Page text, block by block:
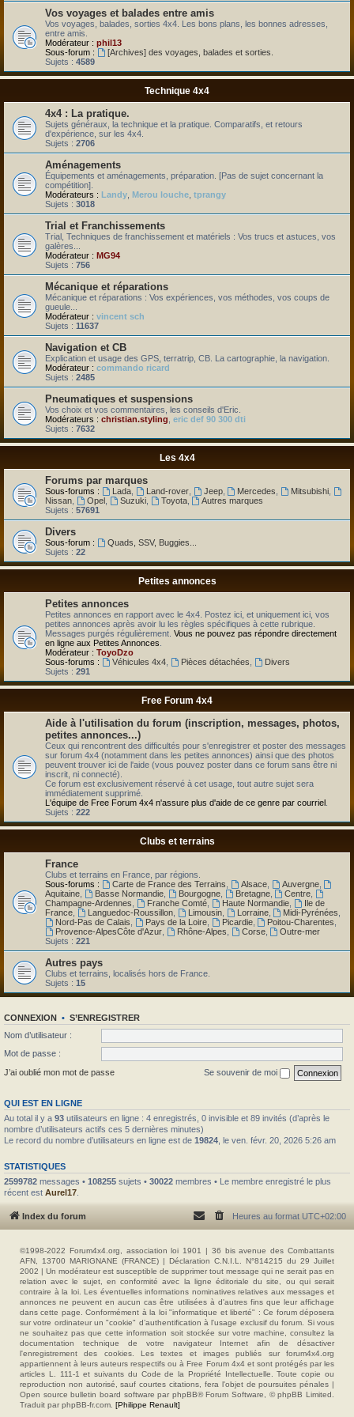
Vos voyages et balades entre amis
Vos voyages, balades, sorties 4x4. Les bons plans, les bonnes adresses,
entre amis.
Modérateur : phil13
Sous-forum :
[Archives] des voyages, balades et sorties.
Sujets : 4589
Technique 4x4
4x4 : La pratique.
Sujets généraux, la technique et la pratique. Comparatifs, et retours
d'expérience, sur les 4x4.
Sujets : 2706
Aménagements
Équipements et aménagements, préparation. [Pas de sujet concernant la
compétition].
Modérateurs : Landy Merou louche tprangy
Sujets : 3018
Trial et Franchissements
Trial, Techniques de franchissement et matériels : Vos trucs et astuces, vos
galères...
Modérateur : MG94
Sujets : 756
Mécanique et réparations
Mécanique et réparations : Vos expériences, vos méthodes, vos coups de
gueule...
Modérateur : vincent sch
Sujets : 11637
Navigation et CB
Explication et usage des GPS, terratrip, CB. La cartographie, la navigation.
Modérateur : commando ricard
Sujets : 2485
Pneumatiques et suspensions
Vos choix et vos commentaires, les conseils d'Eric.
Modérateurs : christian.styling eric def 90 300 dti
Sujets : 7632
Les 4x4
Forums par marques
Sous-forums : Lada, Land-rover, Jeep, Mercedes Mitsubishi
Nissan
Opel, Suzuki, Toyota,
Autres marques
Sujets : 57691
Divers
Sous-forum :
Quads, SSV, Buggies...
Sujets : 22
Petites annonces
Petites annonces
Petites annonces en rapport avec le 4x4. Postez ici, et uniquement ici, vos
petites annonces après avoir lu les règles spécifiques à cette rubrique.
Messages purgés régulièrement. Vous ne pouvez pas répondre directement
en ligne aux Petites Annonces
Modérateur : ToyoDzo
Sous-forums :
Véhicules 4x4, Pièces détachées
Divers
Sujets : 291
Free Forum 4x4
Aide à l'utilisation du forum (inscription, messages, photos,
petites annonces...)
Ceux qui rencontrent des difficultés pour s'enregistrer et poster des messages
sur forum 4x4 (notamment dans les petites annonces) ainsi que des photos
peuvent trouver ici de l'aide (vous pouvez poster dans ce forum sans être ni
inscrit, ni connecté).
Ce forum est exclusivement réservé à cet usage, tout autre sujet sera
immédiatement supprimé.
L'équipe de Free Forum 4x4 n'assure plus d'aide de ce genre par courriel
Sujets : 222
Clubs et terrains
France
Clubs et terrains en France, par régions.
Sous-forums :
Carte de France des Terrains Alsace, Auvergne,
Aquitaine
Basse Normandie, Bourgogne, Bretagne, Centre
Champagne-Ardennes
Franche Comté, Haute Normandie,
Ile de
France
Languedoc-Roussillon, Limousin, Lorraine, Midi-Pyrénées
Nord-Pas de Calais
Pays de la Loire, Picardie, Poitou-Charentes
Provence-AlpesCôte d'Azur, Rhône-Alpes Corse,
Outre-mer
Sujets : 221
Autres pays
Clubs et terrains, localisés hors de France.
Sujets : 15
CONNEXION • S’ENREGISTRER
Nom d’utilisateur :
Mot de passe :
J’ai oublié mon mot de passe
Se souvenir de moi
QUI EST EN LIGNE
Au total il y a 93 utilisateurs en ligne : 4 enregistrés, 0 invisible et 89 invités (d’après le
nombre d’utilisateurs actifs ces 5 dernières minutes)
Le record du nombre d’utilisateurs en ligne est de 19824 , le ven. févr. 20, 2026 5:26 am
STATISTIQUES
2599782 messages • 108255 sujets • 30022 membres • Le membre enregistré le plus
récent est Aurel17
Index du forum Heures au format UTC+02:00
©1998-2022 Forum4x4.org, association loi 1901 | 36 bis avenue des Combattants
AFN, 13700 MARIGNANE (FRANCE) | Déclaration C.N.I.L. N°814215 du 29 Juillet
2002 | Un modérateur est susceptible de supprimer tout message qui ne serait pas en
relation avec le sujet, en conformité avec la ligne éditoriale du site, ou qui serait
contraire à la loi. Les éventuelles informations nominatives relatives aux messages et
annonces ne peuvent en aucun cas être utilisées à d'autres fins que leur affichage
dans cette page. Conformément à la loi "informatique et liberté" : Ce forum déposera
sur votre ordinateur un "cookie" d’authentification à l'usage exclusif du forum. Si vous
ne souhaitez pas que cette information soit stockée sur votre machine, consultez la
documentation technique de votre navigateur Internet afin de désactiver
l'enregistrement des cookies. Les textes et images publiés sur forum4x4.org
appartiennent à leurs auteurs respectifs ou à Free Forum 4x4 et sont protégés par les
articles L. 111-1 et suivants du Code de la Propriété Intellectuelle. Toute copie ou
reproduction non autorisé, sauf courtes citations, fera l'objet de poursuites pénales |
Open source bulletin board software par phpBB® Forum Software, © phpBB Limited.
Traduit par phpBB-fr.com. [Philippe Renault]